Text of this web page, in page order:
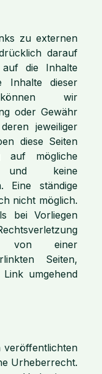
zu externen
darauf
die Inhalte
Inhalte dieser
wir
oder Gewähr
jeweiliger
diese Seiten
auf mögliche
und keine
Eine ständige
nicht möglich.
bei Vorliegen
von einer
Seiten,
umgehend
veröffentlichten
Urheberrecht.